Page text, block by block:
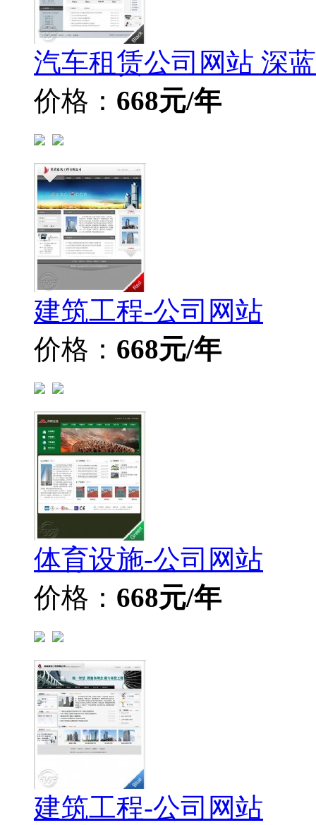
汽车租赁公司网站 深
价格： 668元/年
建筑工程-公司网站
价格： 668元/年
体育设施-公司网站
价格： 668元/年
建筑工程-公司网站